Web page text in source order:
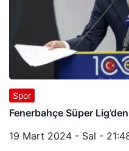
Spor
Fenerbahçe Süper
19 Mart 2024 - Sal -